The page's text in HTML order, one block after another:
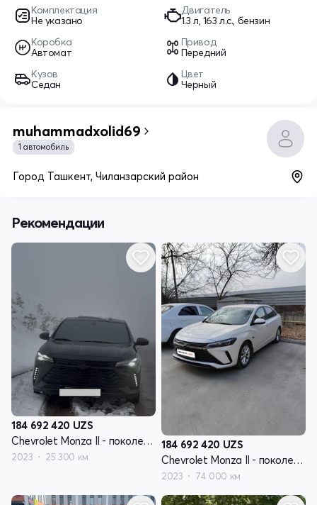
Комплектация
Не указано
Двигатель
1.3 л, 163 л.с., бензин
Коробка
Автомат
Привод
Передний
Кузов
Седан
Цвет
Черный
muhammadxolid69
1 автомобиль
Город Ташкент, Чиланзарский район
Рекомендации
184 692 420 UZS
Chevrolet Monza II - поколение рестайлинг
2023 25 300 км
184 692 420 UZS
Chevrolet Monza II - поколение рестайлинг
2023 74 000 км